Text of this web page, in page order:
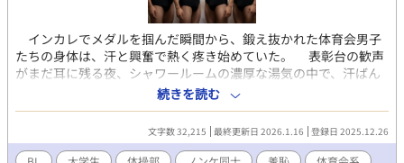
インカレでメダルを掴んだ瞬間から、鍛え抜かれた体育会男子
たちの身体は、汗と興奮で熱く疼き始めていた。 表彰台の歓声
がまだ耳に残る夜、シャワールームの濃厚な湯気の中で、汗ばん
だ筋肉質な胸板が密着し、硬く張り詰めた陰茎が熱く擦れ合う。
普段は仲間や同級生として信頼し合う彼らが、メダルの昂揚に理
性のタガを外し、互いの熱い肌を貪るように求め始める。汗のし
ょっぱい匂いが混じり、硬い乳首が指で転がされ、初めて触れる
男の陰茎の脈動に息を呑む。抵抗は一瞬で溶け、好奇心が底なし
続きを読む
文字数 32,215 最終更新日 2026.1.16 登録日 2025.12.26